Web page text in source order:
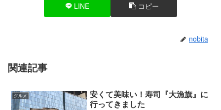
LINE コピー
nobita
関連記事
グルメ
安くて美味い！寿司『大漁旗』に
行ってきました